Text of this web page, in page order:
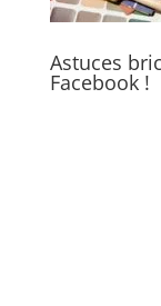
Astuces
Facebook !